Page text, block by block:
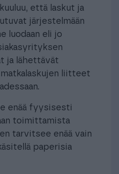
että laskut ja
järjestelmään
luodaan eli jo
ja lähettävät
liitteet
enää fyysisesti
toimittamista
tarvitsee enää vain
paperisia